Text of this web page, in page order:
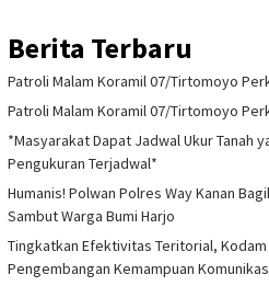
Berita Terbaru
Patroli Malam Koramil 07/Tirtomoyo
Patroli Malam Koramil 07/Tirtomoyo
*Masyarakat Dapat Jadwal Ukur Tanah
Pengukuran Terjadwal*
Humanis! Polwan Polres Way Kanan
Sambut Warga Bumi Harjo
Tingkatkan Efektivitas Teritorial, Kodam
Pengembangan Kemampuan